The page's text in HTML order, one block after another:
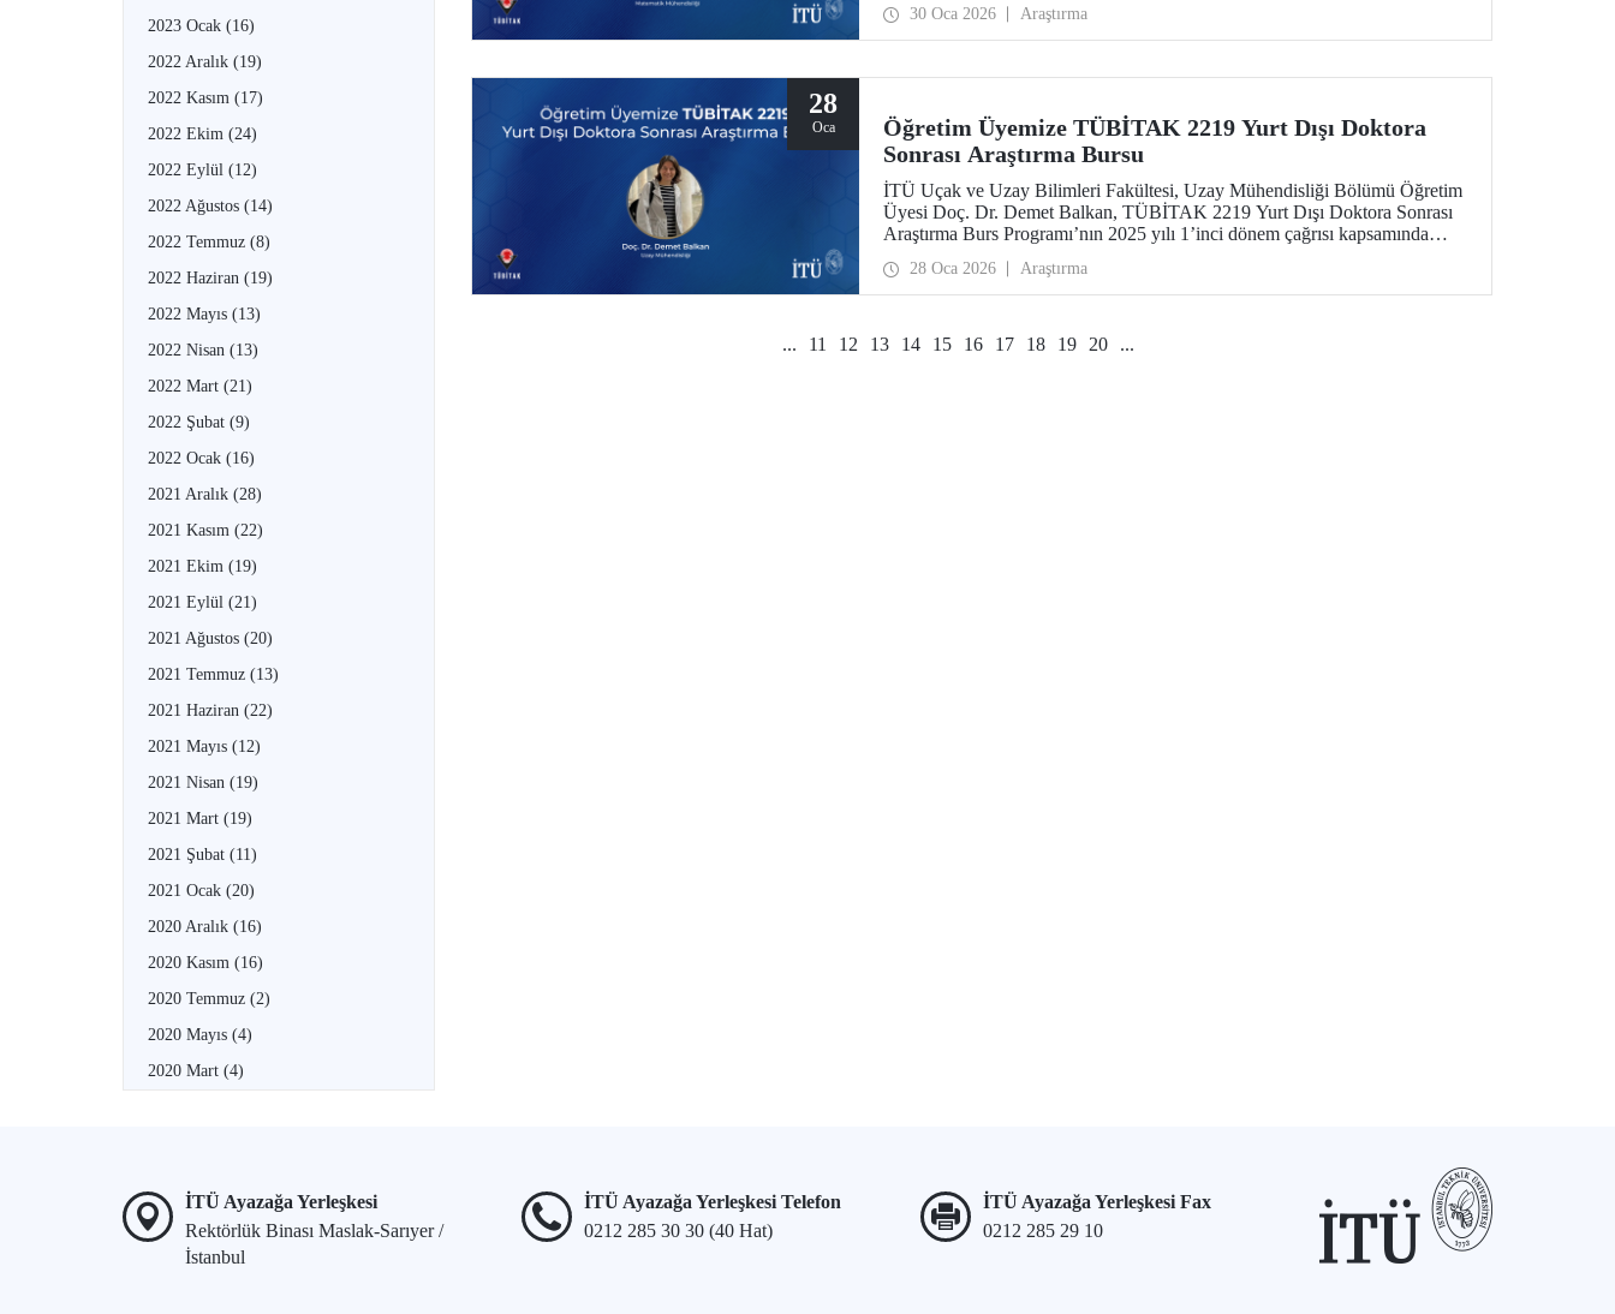
2023 Ocak (16)
2022 Aralık (19)
2022 Kasım (17)
2022 Ekim (24)
2022 Eylül (12)
2022 Ağustos (14)
2022 Temmuz (8)
2022 Haziran (19)
2022 Mayıs (13)
2022 Nisan (13)
2022 Mart (21)
2022 Şubat (9)
2022 Ocak (16)
2021 Aralık (28)
2021 Kasım (22)
2021 Ekim (19)
2021 Eylül (21)
2021 Ağustos (20)
2021 Temmuz (13)
2021 Haziran (22)
2021 Mayıs (12)
2021 Nisan (19)
2021 Mart (19)
2021 Şubat (11)
2021 Ocak (20)
2020 Aralık (16)
2020 Kasım (16)
2020 Temmuz (2)
2020 Mayıs (4)
2020 Mart (4)
30 Oca 2026 Araştırma
28
Oca
Öğretim Üyemize TÜBİTAK 2219 Yurt Dışı Doktora
Sonrası Araştırma Bursu
İTÜ Uçak ve Uzay Bilimleri Fakültesi, Uzay Mühendisliği Bölümü Öğretim
Üyesi Doç. Dr. Demet Balkan, TÜBİTAK 2219 Yurt Dışı Doktora Sonrası
Araştırma Burs Programı’nın 2025 yılı 1’inci dönem çağrısı kapsamında
28 Oca 2026 Araştırma
... 11 12 13 14 15 16 17 18 19 20 ...
İTÜ Ayazağa Yerleşkesi
Rektörlük Binası Maslak-Sarıyer /
İstanbul
İTÜ Ayazağa Yerleşkesi Telefon
0212 285 30 30 (40 Hat)
İTÜ Ayazağa Yerleşkesi Fax
0212 285 29 10